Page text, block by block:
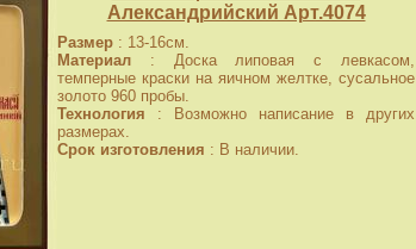
Александрийский Арт.4074
Размер : 13-16см.
Материал : Доска липовая с левкасом,
темперные краски на яичном желтке, сусальное
золото 960 пробы.
Технология : Возможно написание в других
размерах.
Срок изготовления : В наличии.